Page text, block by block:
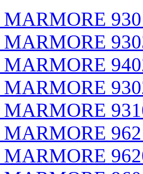
MARMORE
MARMORE
MARMORE
MARMORE
MARMORE
MARMORE
MARMORE